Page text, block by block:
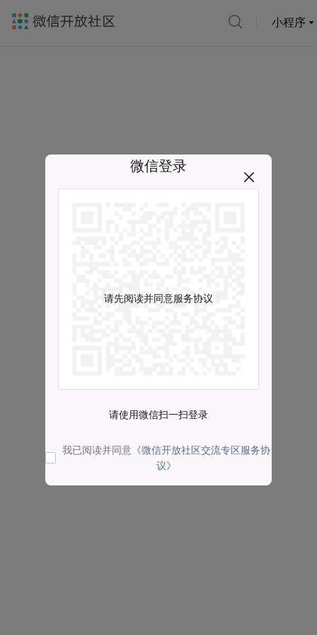
小程序
微信登录
请先阅读并同意服务协议
请使用微信扫一扫登录
我已阅读并同意 《微信开放社区交流专区服务协
议》